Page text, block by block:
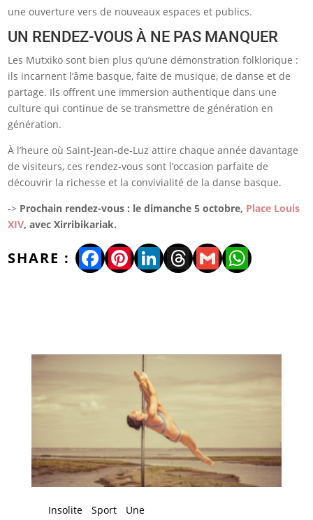
une ouverture vers de nouveaux espaces et publics.
UN RENDEZ-VOUS À NE PAS MANQUER
Les Mutxiko sont bien plus qu’une démonstration folklorique :
ils incarnent l’âme basque, faite de musique, de danse et de
partage. Ils offrent une immersion authentique dans une
culture qui continue de se transmettre de génération en
génération.
À l’heure où Saint-Jean-de-Luz attire chaque année davantage
de visiteurs, ces rendez-vous sont l’occasion parfaite de
découvrir la richesse et la convivialité de la danse basque.
-> Prochain rendez-vous : le dimanche 5 octobre, Place Louis
XIV, avec Xirribikariak.
Facebook
Pinterest
LinkedIn
Threads
Gmail
Insolite Sport Une